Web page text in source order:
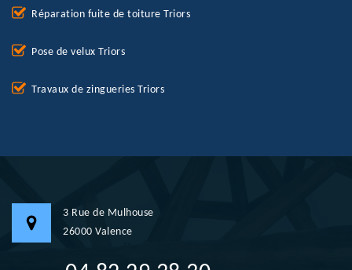
Réparation fuite de toiture Triors
Pose de velux Triors
Travaux de zingueries Triors
3 Rue de Mulhouse
26000 Valence